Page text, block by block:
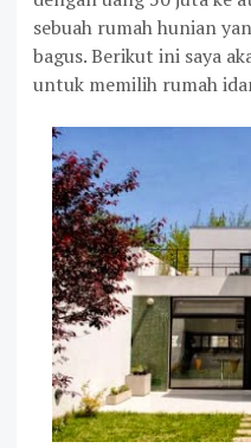
sebuah rumah hunian
bagus. Berikut ini saya
untuk memilih rumah